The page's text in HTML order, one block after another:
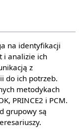
na identyfikacji
i analizie ich
z
do ich potrzeb.
metodykach
PRINCE2 i PCM.
grupowy są